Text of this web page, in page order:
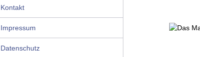
Kontakt
Impressum
Datenschutz